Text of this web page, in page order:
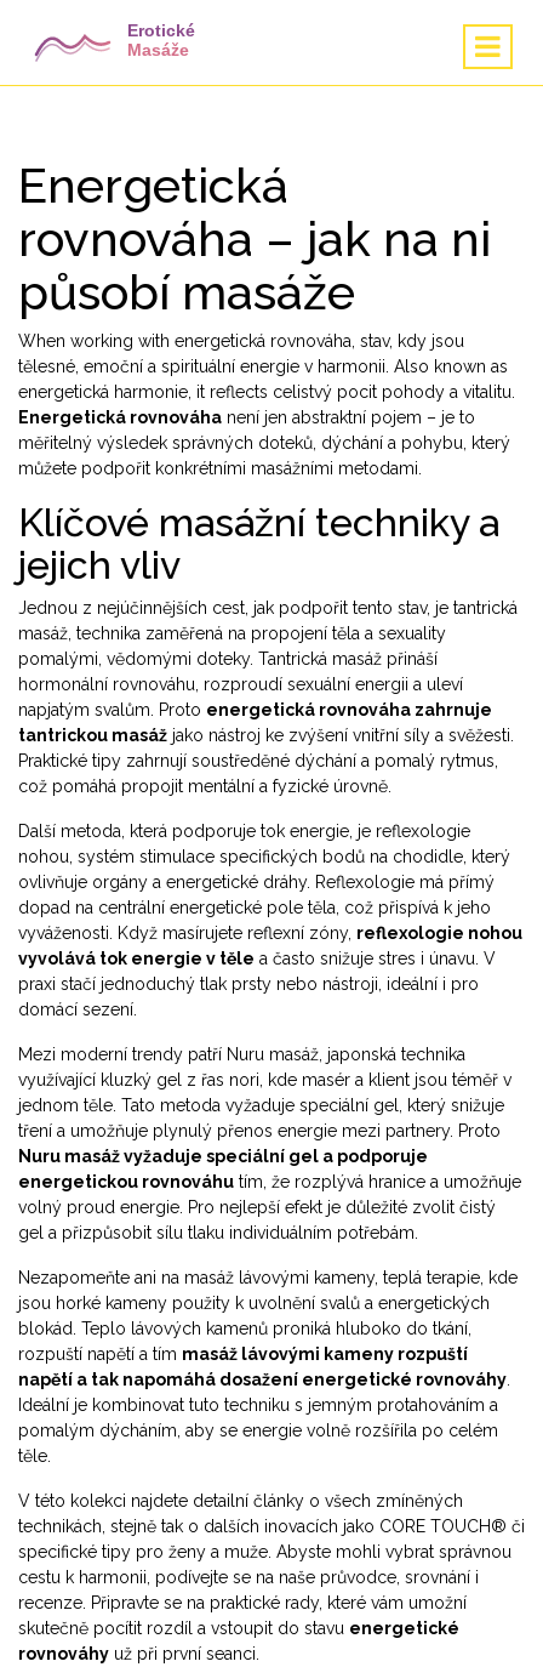
Energetická
rovnováha – jak na ni
působí masáže
When working with energetická rovnováha stav, kdy jsou
tělesné, emoční a spirituální energie v harmonii . Also known as
energetická harmonie , it reflects celistvý pocit pohody a vitalitu.
Energetická rovnováha není jen abstraktní pojem – je to
měřitelný výsledek správných doteků, dýchání a pohybu, který
můžete podpořit konkrétními masážními metodami.
Klíčové masážní techniky a
jejich vliv
Jednou z nejúčinnějších cest, jak podpořit tento stav, je tantrická
masáž technika zaměřená na propojení těla a sexuality
pomalými, vědomými doteky. Tantrická masáž přináší
hormonální rovnováhu, rozproudí sexuální energii a uleví
napjatým svalům. Proto energetická rovnováha zahrnuje
tantrickou masáž jako nástroj ke zvýšení vnitřní síly a svěžesti.
Praktické tipy zahrnují soustředěné dýchání a pomalý rytmus,
což pomáhá propojit mentální a fyzické úrovně.
Další metoda, která podporuje tok energie, je reflexologie
nohou systém stimulace specifických bodů na chodidle, který
ovlivňuje orgány a energetické dráhy. Reflexologie má přímý
dopad na centrální energetické pole těla, což přispívá k jeho
vyváženosti. Když masírujete reflexní zóny, reflexologie nohou
vyvolává tok energie v těle a často snižuje stres i únavu. V
praxi stačí jednoduchý tlak prsty nebo nástroji, ideální i pro
domácí sezení.
Mezi moderní trendy patří Nuru masáž japonská technika
využívající kluzký gel z řas nori, kde masér a klient jsou téměř v
jednom těle . Tato metoda vyžaduje speciální gel, který snižuje
tření a umožňuje plynulý přenos energie mezi partnery. Proto
Nuru masáž vyžaduje speciální gel a podporuje
energetickou rovnováhu tím, že rozplývá hranice a umožňuje
volný proud energie. Pro nejlepší efekt je důležité zvolit čistý
gel a přizpůsobit sílu tlaku individuálním potřebám.
Nezapomeňte ani na masáž lávovými kameny, teplá terapie, kde
jsou horké kameny použity k uvolnění svalů a energetických
blokád . Teplo lávových kamenů proniká hluboko do tkání,
rozpuští napětí a tím masáž lávovými kameny rozpuští
napětí a tak napomáhá dosažení energetické rovnováhy
Ideální je kombinovat tuto techniku s jemným protahováním a
pomalým dýcháním, aby se energie volně rozšířila po celém
těle.
V této kolekci najdete detailní články o všech zmíněných
technikách, stejně tak o dalších inovacích jako CORE TOUCH® či
specifické tipy pro ženy a muže. Abyste mohli vybrat správnou
cestu k harmonii, podívejte se na naše průvodce, srovnání i
recenze. Připravte se na praktické rady, které vám umožní
skutečně pocítit rozdíl a vstoupit do stavu energetické
rovnováhy už při první seanci.